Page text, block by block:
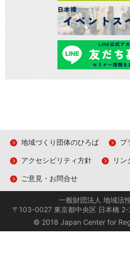
地域づくり団体のひろば プ
アクセシビリティ方針 リン
ご意見・お問合せ
一般財団法人 地域活
〒103-0027 東京都中央区 日本橋
© 2018 Japan Center for